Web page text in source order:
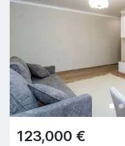
123,000 €